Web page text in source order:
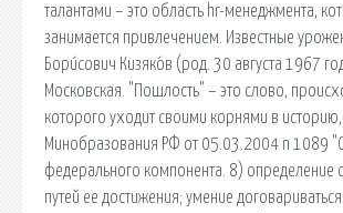
талантами – это область hr-менеджмента,
занимается привлечением. Известные
Бори́сович Кизяко́в (род. 30 августа 1967
Московская. "Пошлость" – это слово,
которого уходит своими корнями в историю,
Минобразования РФ от 05.03.2004 n 1089
федерального компонента. 8) определение
путей ее достижения; умение